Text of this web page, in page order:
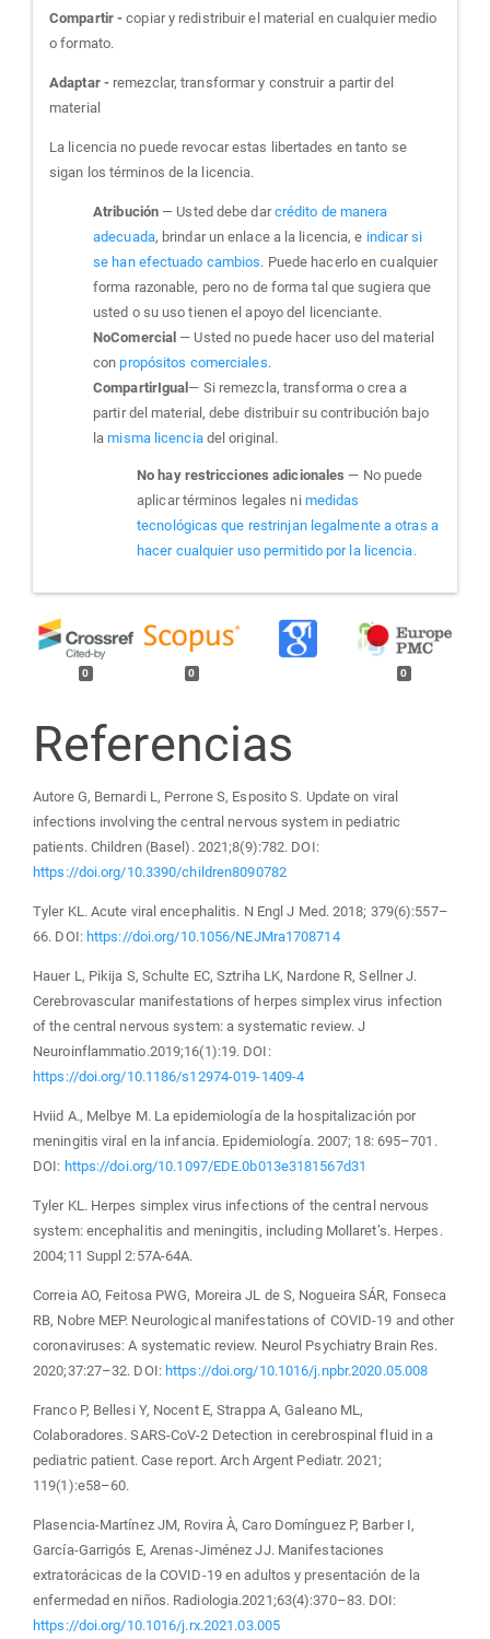
Compartir -copiar y redistribuir el material en cualquier medio
o formato.
Adaptar -remezclar, transformar y construir a partir del
material
La licencia no puede revocar estas libertades en tanto se
sigan los términos de la licencia.
Atribución — Usted debe darcrédito de manera
adecuada, brindar un enlace a la licencia, e indicar si
se han efectuado cambios. Puede hacerlo en cualquier
forma razonable, pero no de forma tal que sugiera que
usted o su uso tienen el apoyo del licenciante.
NoComercial — Usted no puede hacer uso del material
conpropósitos comerciales.
CompartirIgual — Si remezcla, transforma o crea a
partir del material, debe distribuir su contribución bajo
lamisma licenciadel original.
No hay restricciones adicionales — No puede
aplicar términos legales ni medidas
tecnológicas que restrinjan legalmente a otras a
hacer cualquier uso permitido por la licencia.
0 0 0
Referencias
Autore G, Bernardi L, Perrone S, Esposito S. Update on viral
infections involving the central nervous system in pediatric
patients. Children (Basel). 2021;8(9):782. DOI:
https://doi.org/10.3390/children8090782
Tyler KL. Acute viral encephalitis. N Engl J Med. 2018; 379(6):557–
66. DOI: https://doi.org/10.1056/NEJMra1708714
Hauer L, Pikija S, Schulte EC, Sztriha LK, Nardone R, Sellner J.
Cerebrovascular manifestations of herpes simplex virus infection
of the central nervous system: a systematic review. J
Neuroinflammatio.2019;16(1):19. DOI:
https://doi.org/10.1186/s12974-019-1409-4
Hviid A., Melbye M. La epidemiología de la hospitalización por
meningitis viral en la infancia. Epidemiología. 2007; 18: 695–701.
DOI: https://doi.org/10.1097/EDE.0b013e3181567d31
Tyler KL. Herpes simplex virus infections of the central nervous
system: encephalitis and meningitis, including Mollaret’s. Herpes.
2004;11 Suppl 2:57A-64A.
Correia AO, Feitosa PWG, Moreira JL de S, Nogueira SÁR, Fonseca
RB, Nobre MEP. Neurological manifestations of COVID-19 and other
coronaviruses: A systematic review. Neurol Psychiatry Brain Res.
2020;37:27–32. DOI: https://doi.org/10.1016/j.npbr.2020.05.008
Franco P, Bellesi Y, Nocent E, Strappa A, Galeano ML,
Colaboradores. SARS-CoV-2 Detection in cerebrospinal fluid in a
pediatric patient. Case report. Arch Argent Pediatr. 2021;
119(1):e58–60.
Plasencia-Martínez JM, Rovira À, Caro Domínguez P, Barber I,
García-Garrigós E, Arenas-Jiménez JJ. Manifestaciones
extratorácicas de la COVID-19 en adultos y presentación de la
enfermedad en niños. Radiologia.2021;63(4):370–83. DOI:
https://doi.org/10.1016/j.rx.2021.03.005